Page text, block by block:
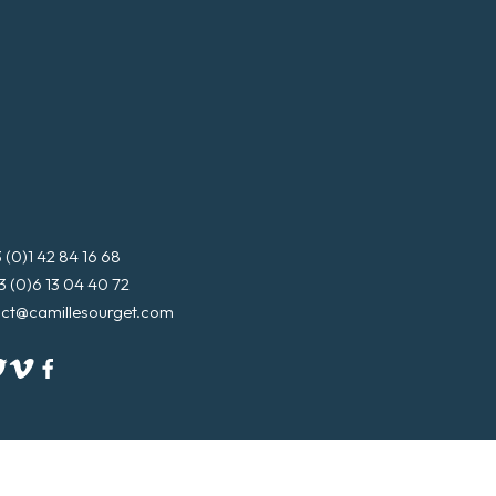
(0)1 42 84 16 68
(0)6 13 04 40 72